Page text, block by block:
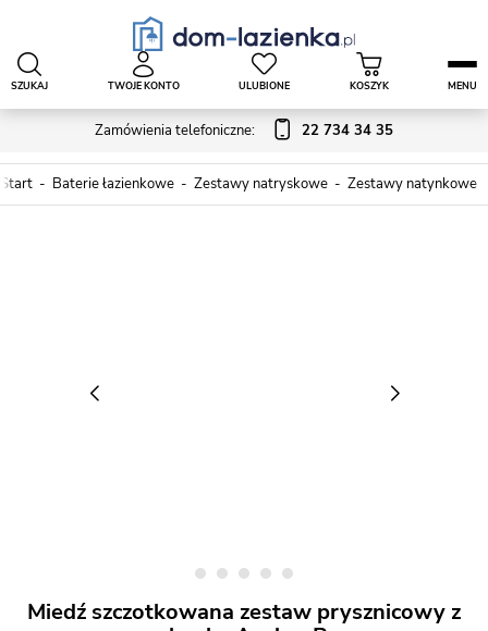
Zamówienia telefoniczne: 22 734 34 35
SZUKAJ TWOJE KONTO ULUBIONE KOSZYK MENU
Start Baterie łazienkowe Zestawy natryskowe Zestawy natynkowe
Miedź szczotkowana zestaw prysznicowy z